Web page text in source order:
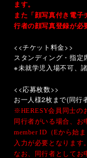
ます。
また「顔写真付き電子
行者の顔写真登録が必
<<チケット料金>>
スタンディング・指
※未就学児入場不可、
<<応募枚数>>
お一人様2枚まで(同行
※ HERESY会員同士の
同行者がいる場合、お
member ID （Eから始ま
入力が必要となります。
なお、同行者としてお